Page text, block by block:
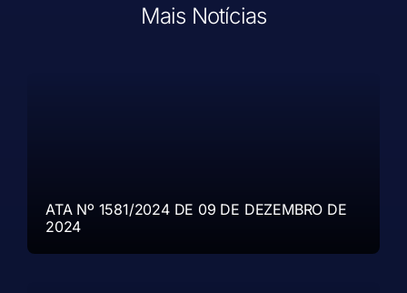
Mais Notícias
ATA Nº 1581/2024 DE 09 DE DEZEMBRO DE
2024